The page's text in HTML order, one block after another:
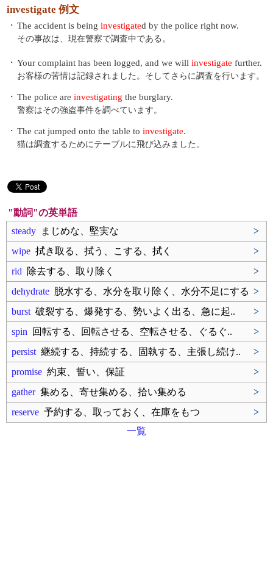
investigate 例文
・ The accident is being investigated by the police right now.
その事故は、現在警察で調査中である。
・ Your complaint has been logged, and we will investigate further.
お客様の苦情は記録されました。そしてさらに調査を行います。
・ The police are investigating the burglary.
警察はその強盗事件を調べています。
・ The cat jumped onto the table to investigate.
猫は調査するためにテーブルに飛び込みました。
"動詞"の英単語
steady まじめな、堅実な
>
wipe 拭き取る、拭う、こする、拭く
>
rid 除去する、取り除く
>
dehydrate 脱水する、水分を取り除く、水分不足にする >
burst 破裂する、爆発する、勢いよく出る、急に起..
>
spin 回転する、回転させる、空転させる、ぐるぐ..
>
persist 継続する、持続する、固執する、主張し続け..
>
promise 約束、誓い、保証
>
gather集める、寄せ集める、拾い集める
>
reserve 予約する、取っておく、在庫をもつ
>
一覧